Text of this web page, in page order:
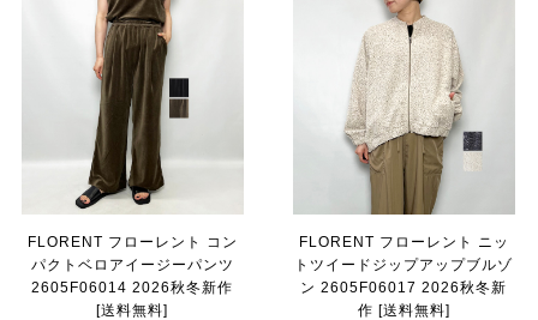
FLORENT フローレント コン
パクトベロアイージーパンツ
2605F06014 2026秋冬新作
[送料無料]
FLORENT フローレント ニッ
トツイードジップアップブルゾ
ン 2605F06017 2026秋冬新
作 [送料無料]